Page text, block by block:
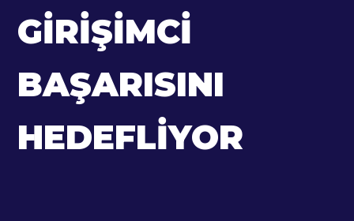
GIRIŞIMCI
BAŞARISINI
HEDEFLIYOR